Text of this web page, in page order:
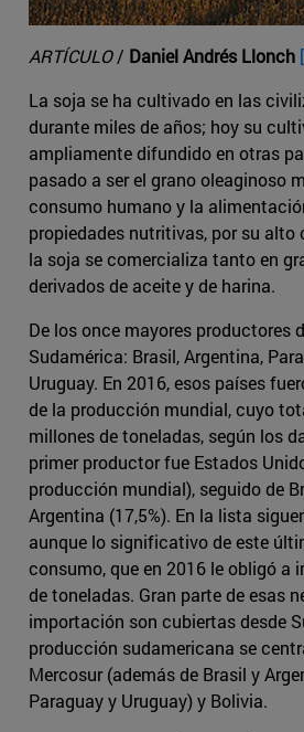
ARTÍCULO/ Daniel Andrés Llonch
La soja se ha cultivado en las
durante miles de años; hoy su
ampliamente difundido en otras
pasado a ser el grano oleaginoso
consumo humano y la
propiedades nutritivas, por su
la soja se comercializa tanto en
derivados de aceite y de harina.
De los once mayores productores
Sudamérica: Brasil, Argentina,
Uruguay. En 2016, esos países
de la producción mundial, cuyo
millones de toneladas, según los
primer productor fue Estados
producción mundial), seguido de
Argentina (17,5%). En la lista
aunque lo significativo de este
consumo, que en 2016 le obligó a
de toneladas. Gran parte de esas
importación son cubiertas desde
producción sudamericana se
Mercosur (además de Brasil y
Paraguay y Uruguay) y Bolivia.